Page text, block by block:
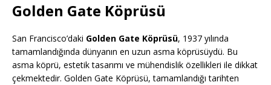
Golden Gate Köprüsü
San Francisco’daki Golden Gate Köprüsü, 1937 yılında
tamamlandığında dünyanın en uzun asma köprüsüydü. Bu
asma köprü, estetik tasarımı ve mühendislik özellikleri ile dikkat
çekmektedir. Golden Gate Köprüsü, tamamlandığı tarihten